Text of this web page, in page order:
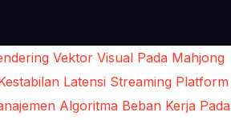
Vektor Visual Pada Mahjong
Latensi Streaming Platform
Algoritma Beban Kerja Pada